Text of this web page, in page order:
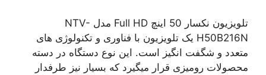
تلویزیون نکسار 50 اینچ Full HD مدل NTV-
H50B216N یک تلویزیون با فناوری و تکنولوژی های
متعدد و شگفت انگیز است. این نوع دستگاه در دسته
محصولات رومیزی قرار میگیرد که بسیار نیز طرفدار